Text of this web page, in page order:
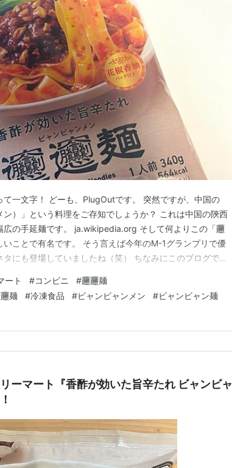
て一文字！ どーも、PlugOutです。 突然ですが、中国の
ン）」という料理をご存知でしょうか？ これは中国の陝西
広の手延麺です。 ja.wikipedia.org そして何よりこの「𰻞
いことで有名です。 そう言えば今年のM-1グランプリで優
にも登場していましたね（笑） ちなみにこのブログでは
さてさて、実…
ート #コンビニ #𰻞𰻞麺
麺 #冷凍食品 #ビャンビャンメン #ビャンビャン麺
ーマート『香酢が効いた旨辛たれ ビャンビャ